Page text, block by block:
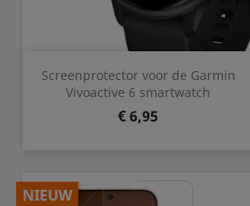
Screenprotector voor de Garmin
Vivoactive 6 smartwatch
Prijs
€ 6,95
NIEUW